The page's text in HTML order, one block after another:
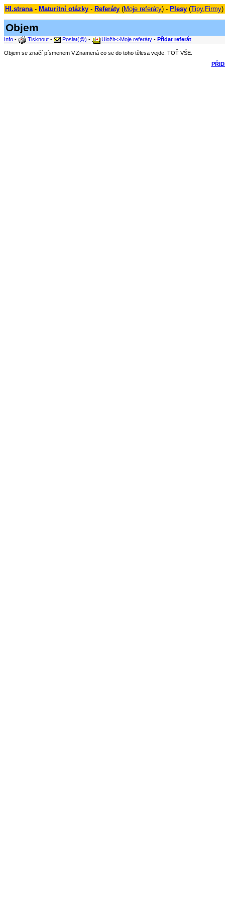
Hl.strana- Maturitní otázky - Referáty (Moje referáty) - Plesy (Tipy, Firmy
Objem
Info - Tisknout - Poslat(@) - Uložit->Moje referáty - Přidat referát
Objem se značí písmenem V.Znamená co se do toho tělesa vejde. TOŤ VŠE.